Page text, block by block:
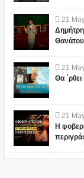
21
21
Θα
21
Η